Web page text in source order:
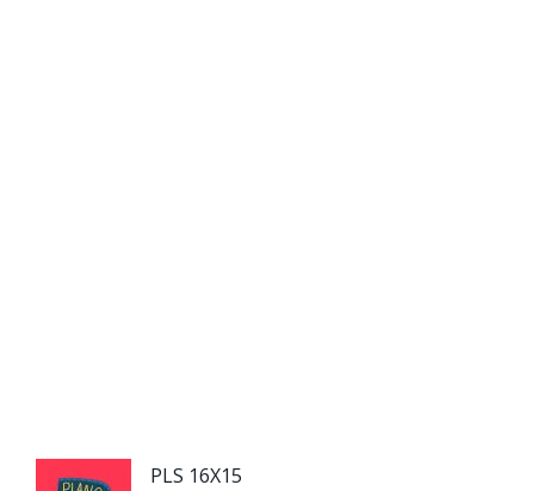
PLS 16X15